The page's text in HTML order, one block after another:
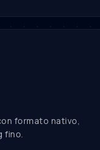
formato nativo,
fino.